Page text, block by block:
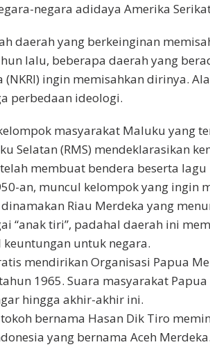
negara adidaya Amerika
daerah yang berkeinginan
lalu, beberapa daerah yang
(NKRI) ingin memisahkan dirinya.
perbedaan ideologi.
masyarakat Maluku yang
Selatan (RMS) mendeklarasikan
membuat bendera beserta lagu
an, muncul kelompok yang ingin
dinamakan Riau Merdeka yang
“anak tiri”, padahal daerah ini
untuk negara.
mendirikan Organisasi Papua
1965. Suara masyarakat
hingga akhir-akhir ini.
bernama Hasan Dik Tiro
yang bernama Aceh